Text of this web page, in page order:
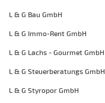
L & G Bau GmbH
L & G Immo-Rent GmbH
L & G Lachs - Gourmet GmbH
L & G Steuerberatungs GmbH
L & G Styropor GmbH